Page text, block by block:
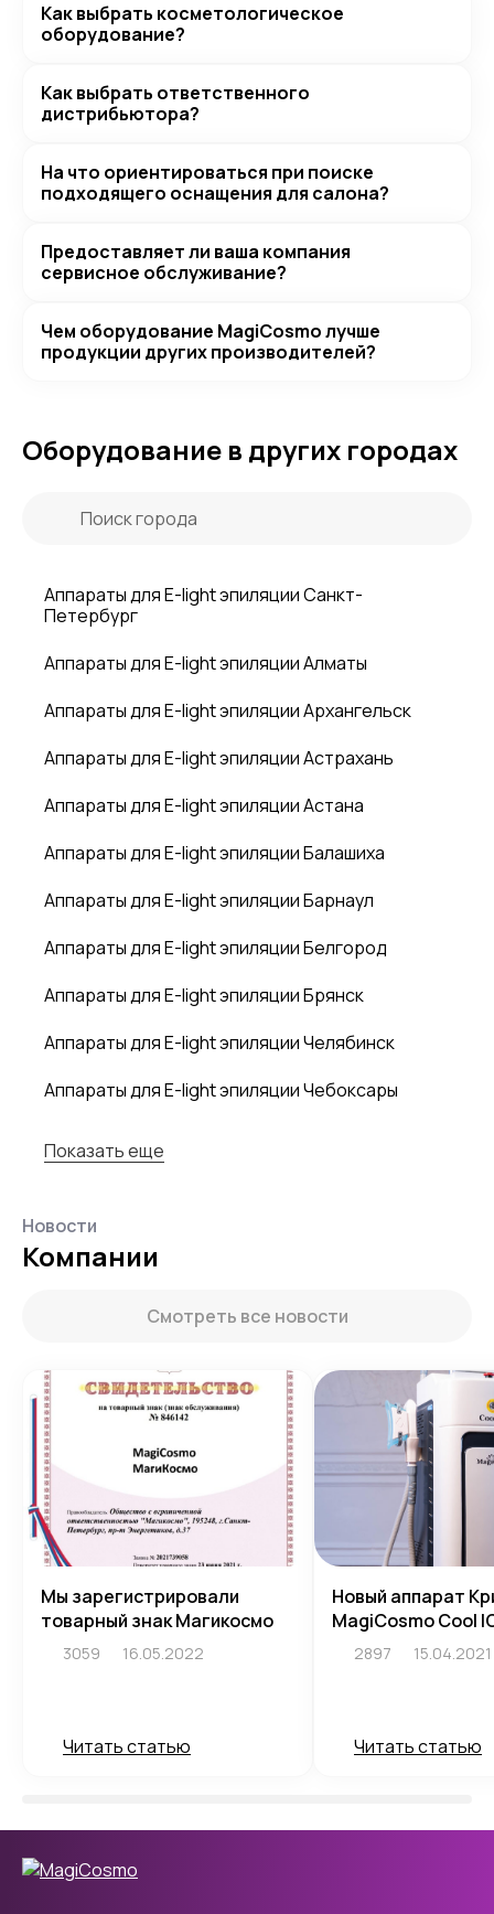
Как выбрать косметологическое
оборудование?
Как выбрать ответственного
дистрибьютора?
На что ориентироваться при поиске
подходящего оснащения для салона?
Предоставляет ли ваша компания
сервисное обслуживание?
Чем оборудование MagiCosmo лучше
продукции других производителей?
Оборудование в других городах
Аппараты для E-light эпиляции Санкт-
Петербург
Аппараты для E-light эпиляции Алматы
Аппараты для E-light эпиляции Архангельск
Аппараты для E-light эпиляции Астрахань
Аппараты для E-light эпиляции Астана
Аппараты для E-light эпиляции Балашиха
Аппараты для E-light эпиляции Барнаул
Аппараты для E-light эпиляции Белгород
Аппараты для E-light эпиляции Брянск
Аппараты для E-light эпиляции Челябинск
Аппараты для E-light эпиляции Чебоксары
Показать еще
Новости
Компании
Смотреть все новости
Мы зарегистрировали
товарный знак Магикосмо
3059 16.05.2022
Читать статью
Новый аппарат
MagiCosmo Cool
2897 15.04.2021
Читать статью